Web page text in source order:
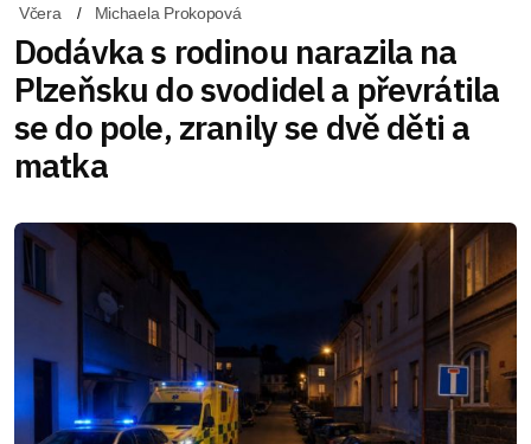
Včera Michaela Prokopová
Dodávka s rodinou narazila na
Plzeňsku do svodidel a převrátila
se do pole, zranily se dvě děti a
matka